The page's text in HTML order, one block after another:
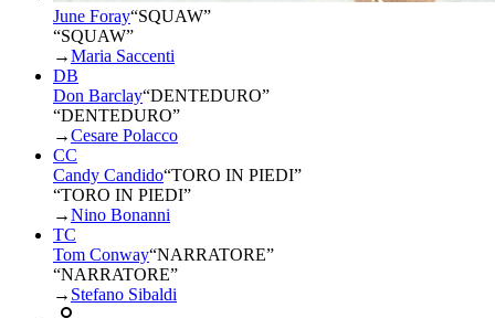
June Foray“SQUAW”
“SQUAW”
→Maria Saccenti
DB
Don Barclay“DENTEDURO”
“DENTEDURO”
→Cesare Polacco
CC
Candy Candido“TORO IN PIEDI”
“TORO IN PIEDI”
→Nino Bonanni
TC
Tom Conway“NARRATORE”
“NARRATORE”
→ Stefano Sibaldi